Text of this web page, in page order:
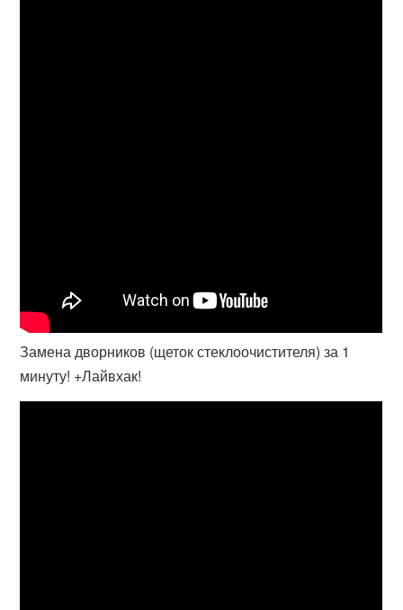
Замена дворников (щеток стеклоочистителя) за 1
минуту! +Лайвхак!